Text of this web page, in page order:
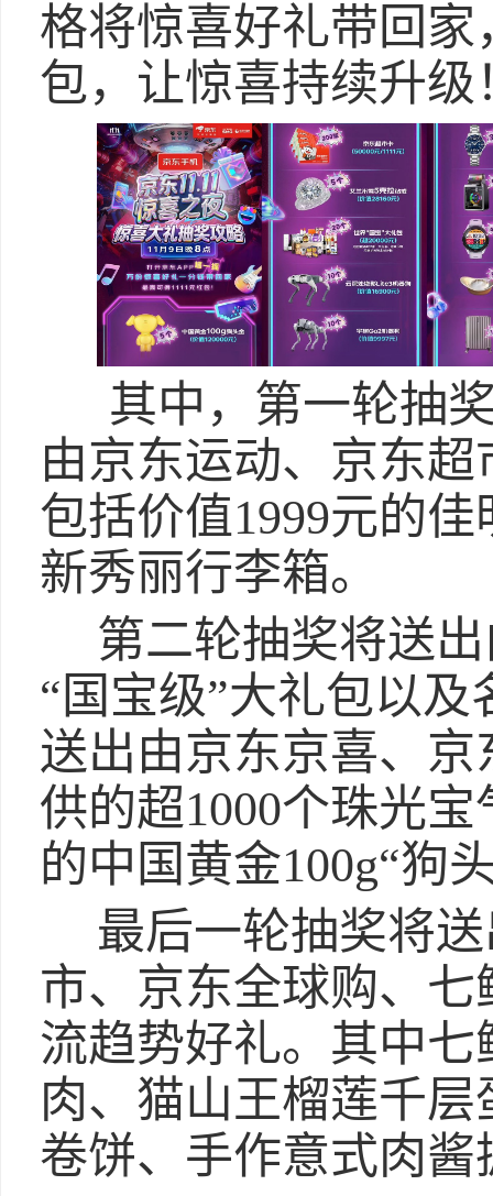
格将惊喜好礼带回家
包，让惊喜持续升级
其中，第一轮抽
由京东运动、京东
包括价值1999元的
新秀丽行李箱。
第二轮抽奖将送
“国宝级”大礼包以
送出由京东京喜、
供的超1000个珠光
的中国黄金100g“狗
最后一轮抽奖将
市、京东全球购、七
流趋势好礼。其中
肉、猫山王榴莲千
卷饼、手作意式肉